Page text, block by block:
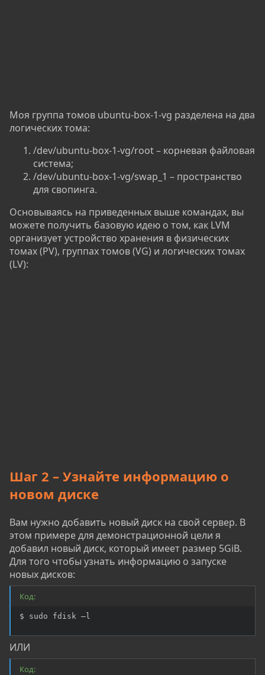
Моя группа томов ubuntu-box-1-vg разделена на два
логических тома:
/dev/ubuntu-box-1-vg/root – корневая файловая
система;
/dev/ubuntu-box-1-vg/swap_1 – пространство
для свопинга.
Основываясь на приведенных выше командах, вы
можете получить базовую идею о том, как LVM
организует устройство хранения в физических
томах (PV), группах томов (VG) и логических томах
(LV):
Шаг 2 – Узнайте информацию о
новом диске
Вам нужно добавить новый диск на свой сервер. В
этом примере для демонстрационной цели я
добавил новый диск, который имеет размер 5GiB.
Для того чтобы узнать информацию о запуске
новых дисков:
Код:
$ sudo fdisk –l
ИЛИ
Код: